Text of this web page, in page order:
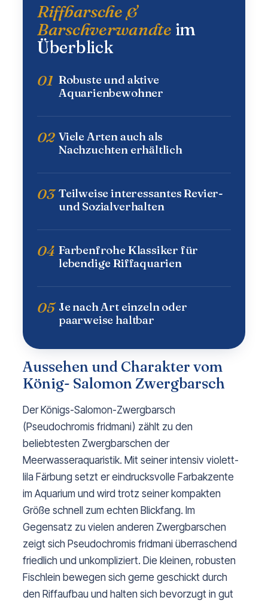
Riffbarsche &
Barschverwandte im
Überblick
01 Robuste und aktive
Aquarienbewohner
02 Viele Arten auch als
Nachzuchten erhältlich
03 Teilweise interessantes Revier-
und Sozialverhalten
04 Farbenfrohe Klassiker für
lebendige Riffaquarien
05 Je nach Art einzeln oder
paarweise haltbar
Aussehen und Charakter vom
König- Salomon Zwergbarsch
Der Königs-Salomon-Zwergbarsch
(Pseudochromis fridmani) zählt zu den
beliebtesten Zwergbarschen der
Meerwasseraquaristik. Mit seiner intensiv violett-
lila Färbung setzt er eindrucksvolle Farbakzente
im Aquarium und wird trotz seiner kompakten
Größe schnell zum echten Blickfang. Im
Gegensatz zu vielen anderen Zwergbarschen
zeigt sich Pseudochromis fridmani überraschend
friedlich und unkompliziert. Die kleinen, robusten
Fischlein bewegen sich gerne geschickt durch
den Riffaufbau und halten sich bevorzugt in gut